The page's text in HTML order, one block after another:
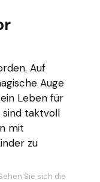
Auf
Auge
Leben für
sind taktvoll
mit
zu
Sie sich die